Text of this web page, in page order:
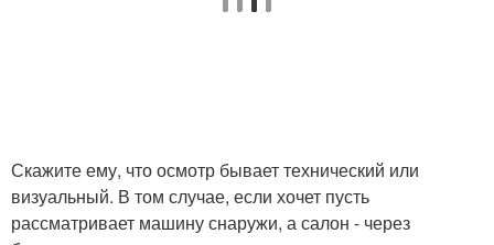
Скажите ему, что осмотр бывает технический или
визуальный. В том случае, если хочет пусть
рассматривает машину снаружи, а салон - через